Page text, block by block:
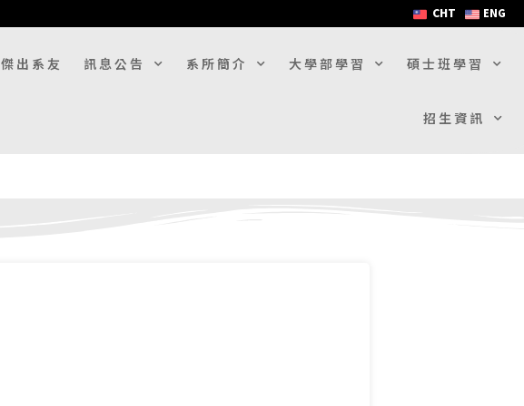
CHT ENG
傑出系友 訊息公告 系所簡介 大學部學習 碩士班學習
招生資訊